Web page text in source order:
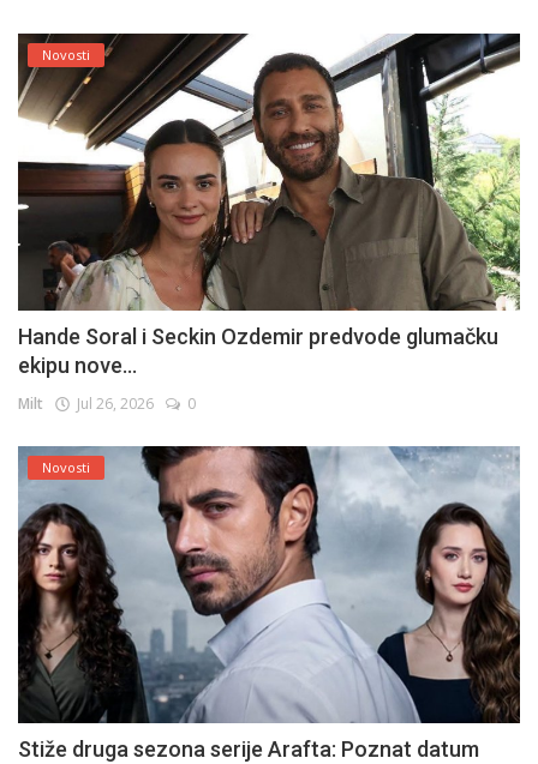
Novosti
Hande Soral i Seckin Ozdemir predvode glumačku
ekipu nove...
Milt Jul 26, 2026 0
Novosti
Stiže druga sezona serije Arafta: Poznat datum